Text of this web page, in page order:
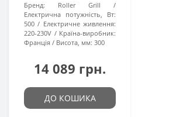
Бренд:
Roller Grill
Електрична потужність, Вт:
500
Електричне живлення:
220-230V
Країна-виробник:
Франція
Висота, мм: 300
14 089 грн.
ДО КОШИКА